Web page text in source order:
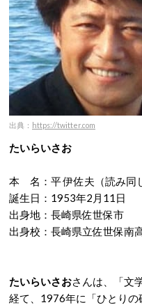
出典： https://twitter.com
たいらいさお
本 名：平 伊佐夫（読み同
誕生日：1953年2月11日
出身地：長崎県佐世保市
出身校：長崎県立佐世保南
たいらいさおさんは、「文
経て、1976年に「ひとり